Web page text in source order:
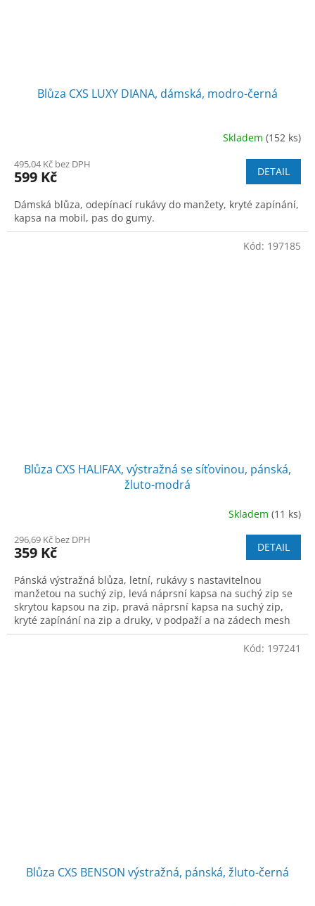
Blůza CXS LUXY DIANA, dámská, modro-černá
Skladem (152 ks)
495,04 Kč bez DPH
599 Kč DETAIL
Dámská blůza, odepínací rukávy do manžety, kryté zapínání,
kapsa na mobil, pas do gumy.
Blůza CXS HALIFAX, výstražná se síťovinou, pánská,
žluto-modrá
Skladem (11 ks)
296,69 Kč bez DPH
359 Kč DETAIL
Pánská výstražná blůza, letní, rukávy s nastavitelnou
manžetou na suchý zip, levá náprsní kapsa na suchý zip se
skrytou kapsou na zip, pravá náprsní kapsa na suchý zip,
kryté zapínání na zip a druky, v podpaží a na zádech mesh
materiál zajišťující le
Kód: 197185
Blůza CXS BENSON výstražná, pánská, žluto-černá
Kód: 197241